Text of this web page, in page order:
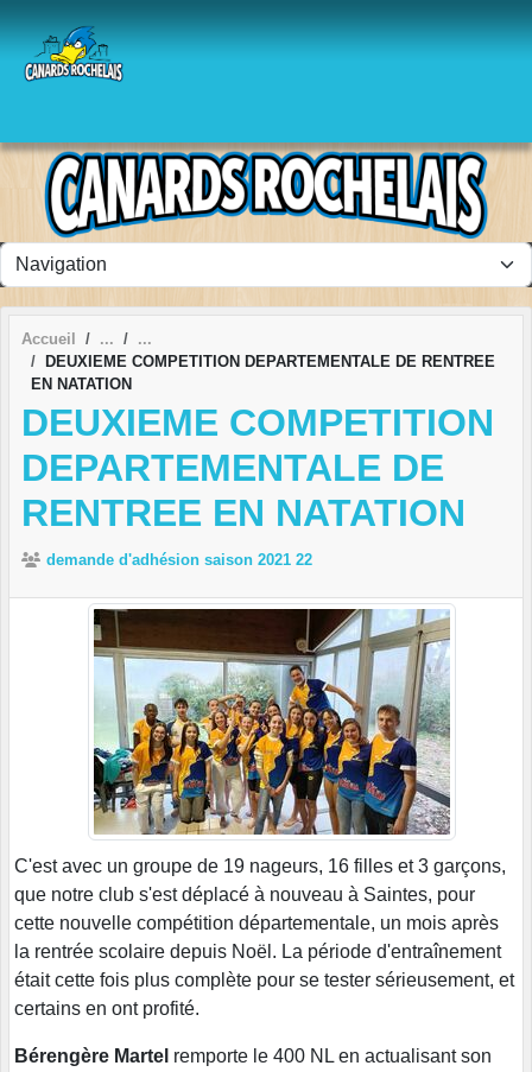
Accueil
DEUXIEME COMPETITION DEPARTEMENTALE DE RENTREE
EN NATATION
DEUXIEME COMPETITION
DEPARTEMENTALE DE
RENTREE EN NATATION
demande d'adhésion saison 2021 22
C'est avec un groupe de 19 nageurs, 16 filles et 3 garçons,
que notre club s'est déplacé à nouveau à Saintes, pour
cette nouvelle compétition départementale, un mois après
la rentrée scolaire depuis Noël. La période d'entraînement
était cette fois plus complète pour se tester sérieusement, et
certains en ont profité.
Bérengère Martel remporte le 400 NL en actualisant son